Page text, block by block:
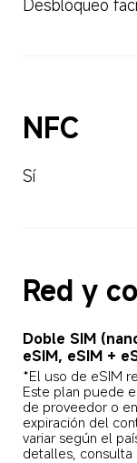
Desbloqueo
NFC
Sí
Red y
Doble SIM
eSIM, eSIM +
*El uso de eSIM
Este plan puede
de proveedor o
expiración del
variar según el
detalles, consulta